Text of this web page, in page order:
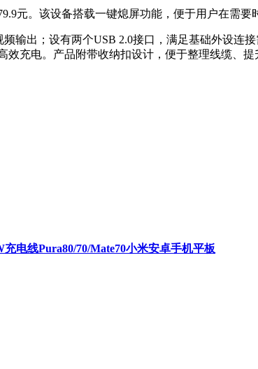
元。该设备搭载一键熄屏功能，便于用户在需
输出；设有两个USB 2.0接口，满足基础外设连
效充电。产品附带收纳扣设计，便于整理线缆、
电线Pura80/70/Mate70小米安卓手机平板